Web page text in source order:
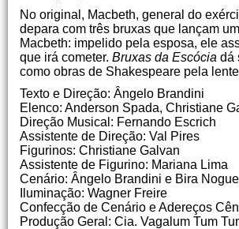
No original, Macbeth, general do
depara com três bruxas que lançam
Macbeth: impelido pela esposa, ele
que irá cometer. Bruxas da Escócia dá
como obras de Shakespeare pela
Texto e Direção: Ângelo Brandini
Elenco: Anderson Spada, Christiane
Direção Musical: Fernando Escrich
Assistente de Direção: Val Pires
Figurinos: Christiane Galvan
Assistente de Figurino: Mariana Lima
Cenário: Ângelo Brandini e Bira
Iluminação: Wagner Freire
Confecção de Cenário e Adereços
Produção Geral: Cia. Vagalum Tum